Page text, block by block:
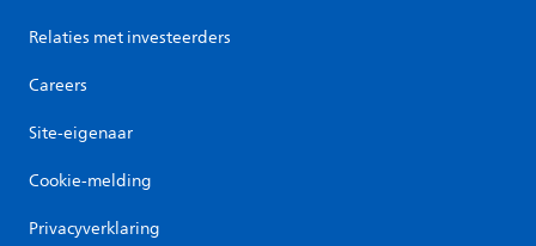
Relaties met investeerders
Careers
Site-eigenaar
Cookie-melding
Privacyverklaring